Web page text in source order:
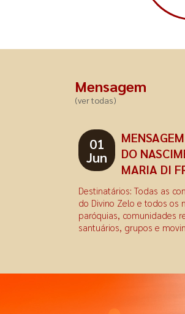
Mensagem
(ver todas)
01
Jun
DO
MARIA DI
Destinatários: Todas as
do Divino Zelo e todos os
paróquias, comunidades
santuários, grupos e